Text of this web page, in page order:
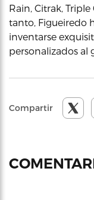
Rain, Citrak,
tanto, Figueiredo
inventarse
personalizados al
Compartir